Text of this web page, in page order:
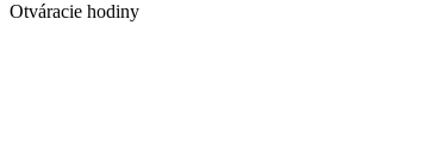
Otváracie hodiny